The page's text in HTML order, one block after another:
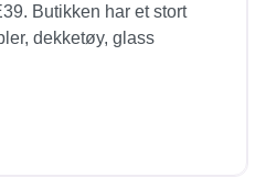
Butikken har et stort
dekketøy, glass